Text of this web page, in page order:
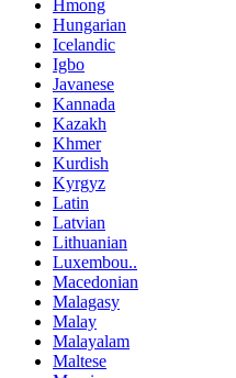
Hmong
Hungarian
Icelandic
Igbo
Javanese
Kannada
Kazakh
Khmer
Kurdish
Kyrgyz
Latin
Latvian
Lithuanian
Luxembou..
Macedonian
Malagasy
Malay
Malayalam
Maltese